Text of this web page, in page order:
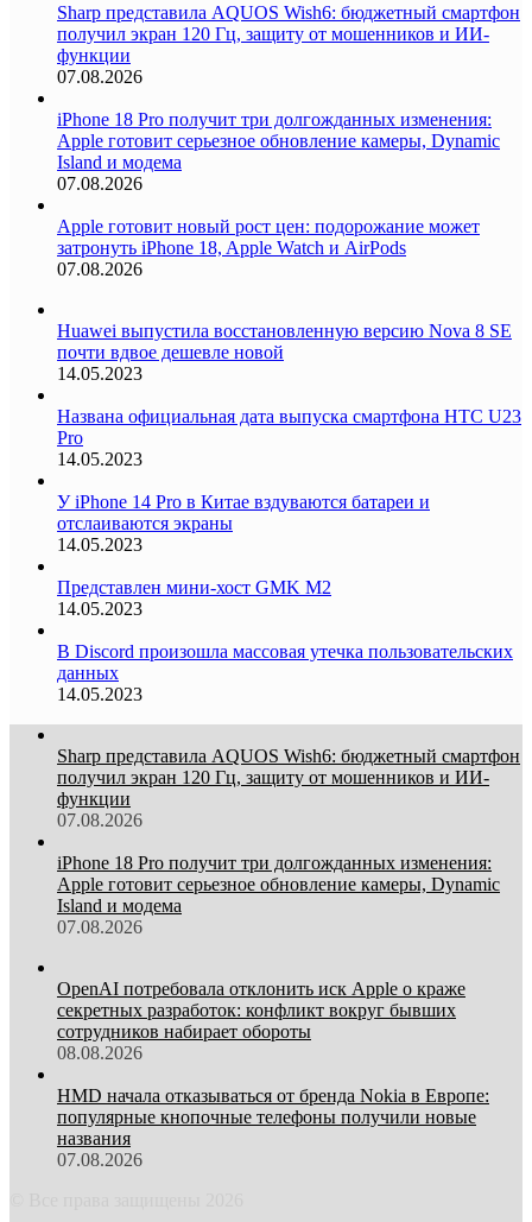
Sharp представила AQUOS Wish6: бюджетный смартфон
получил экран 120 Гц, защиту от мошенников и ИИ-
функции
07.08.2026
iPhone 18 Pro получит три долгожданных изменения:
Apple готовит серьезное обновление камеры, Dynamic
Island и модема
07.08.2026
Apple готовит новый рост цен: подорожание может
затронуть iPhone 18, Apple Watch и AirPods
07.08.2026
Huawei выпустила восстановленную версию Nova 8 SE
почти вдвое дешевле новой
14.05.2023
Названа официальная дата выпуска смартфона HTC U23
Pro
14.05.2023
У iPhone 14 Pro в Китае вздуваются батареи и
отслаиваются экраны
14.05.2023
Представлен мини-хост GMK M2
14.05.2023
В Discord произошла массовая утечка пользовательских
данных
14.05.2023
Sharp представила AQUOS Wish6: бюджетный смартфон
получил экран 120 Гц, защиту от мошенников и ИИ-
функции
07.08.2026
iPhone 18 Pro получит три долгожданных изменения:
Apple готовит серьезное обновление камеры, Dynamic
Island и модема
07.08.2026
OpenAI потребовала отклонить иск Apple о краже
секретных разработок: конфликт вокруг бывших
сотрудников набирает обороты
08.08.2026
HMD начала отказываться от бренда Nokia в Европе:
популярные кнопочные телефоны получили новые
названия
07.08.2026